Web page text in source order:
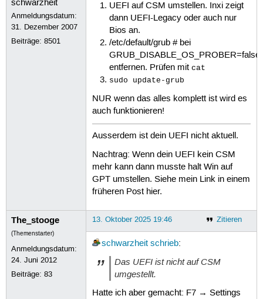
Anmeldungsdatum:
31. Dezember 2007
Beiträge:8501
UEFI auf CSM umstellen. Inxi zeigt
dann UEFI-Legacy oder auch nur
Bios an.
/etc/default/grub # bei
GRUB_DISABLE_OS_PROBER=false
entfernen. Prüfen mitcat
sudo update-grub
NUR wenn das alles komplett ist wird es
auch funktionieren!
Ausserdem ist dein UEFI nicht aktuell.
Nachtrag: Wenn dein UEFI kein CSM
mehr kann dann musste halt Win auf
GPT umstellen. Siehe mein Link in einem
früheren Post hier.
The_stooge
(Themenstarter)
Anmeldungsdatum:
24. Juni 2012
Beiträge:83
Zitieren
13. Oktober 2025 19:46
schwarzheit schrieb:
Das UEFI ist nicht auf CSM
umgestellt.
Hatte ich aber gemacht: F7 → Settings